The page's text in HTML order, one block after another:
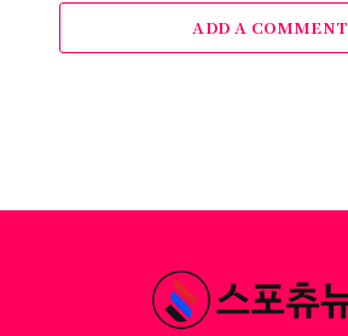
ADD A COMMENT